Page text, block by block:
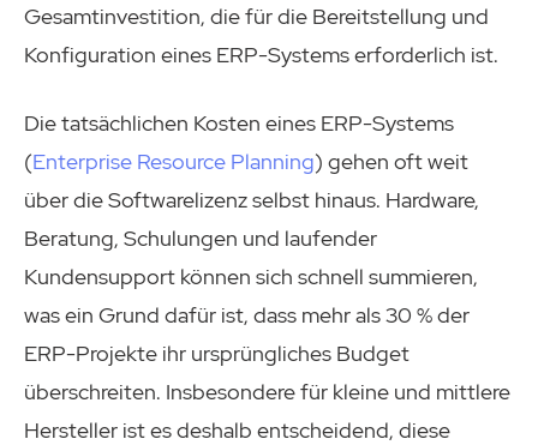
Gesamtinvestition, die für die Bereitstellung und
Konfiguration eines ERP-Systems erforderlich ist.
Die tatsächlichen Kosten eines ERP-Systems
(Enterprise Resource Planning) gehen oft weit
über die Softwarelizenz selbst hinaus. Hardware,
Beratung, Schulungen und laufender
Kundensupport können sich schnell summieren,
was ein Grund dafür ist, dass mehr als 30 % der
ERP-Projekte ihr ursprüngliches Budget
überschreiten. Insbesondere für kleine und mittlere
Hersteller ist es deshalb entscheidend, diese